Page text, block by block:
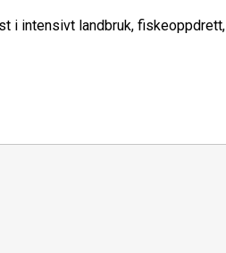
i intensivt landbruk, fiskeoppdrett,